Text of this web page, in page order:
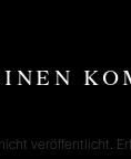
veröffentlicht.